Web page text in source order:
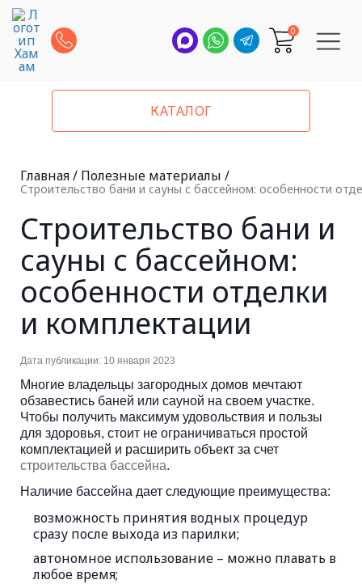
0
КАТАЛОГ
Главная/ Полезные материалы /
Строительство бани и сауны с бассейном: особенности
Строительство бани и
сауны с бассейном:
особенности отделки
и комплектации
Дата публикации: 10 января 2023
Многие владельцы загородных домов мечтают
обзавестись баней или сауной на своем участке.
Чтобы получить максимум удовольствия и пользы
для здоровья, стоит не ограничиваться простой
комплектацией и расширить объект за счет
строительства бассейна.
Наличие бассейна дает следующие преимущества:
возможность принятия водных процедур
сразу после выхода из парилки;
автономное использование – можно плавать в
любое время;